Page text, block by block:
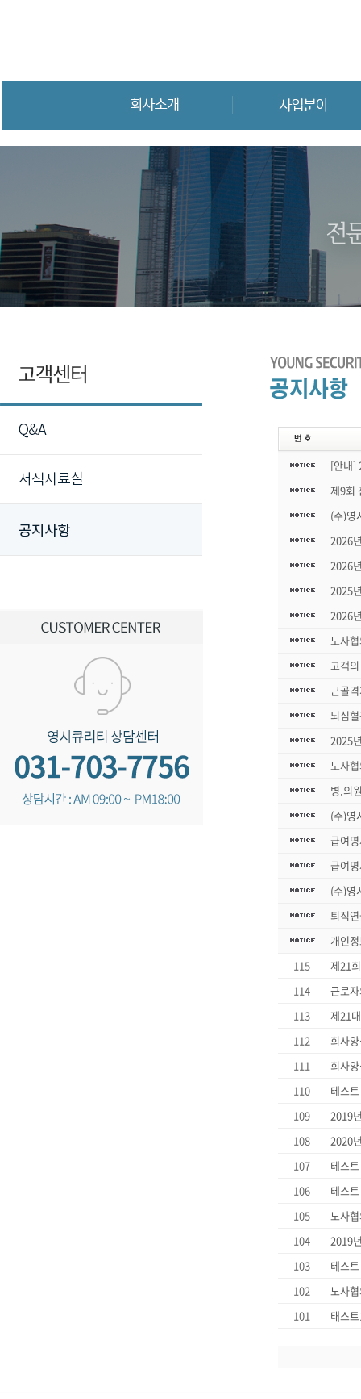
[안내]
제9회
(주)영
2026
2026
2025
2026
노사
고객
근골
뇌심
2025
노사
병,의
(주)영
급여
급여
(주)영
퇴직
개인
115
제21
114
근로
113
제21
112
회사
111
회사
110
테스트
109
2019
108
2020
107
테스트
106
테스트
105
노사
104
2019
103
테스트
102
노사
101
태스